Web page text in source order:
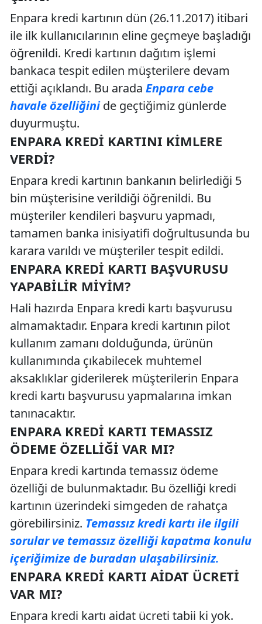
Enpara kredi kartının dün (26.11.2017) itibari
ile ilk kullanıcılarının eline geçmeye başladığı
öğrenildi. Kredi kartının dağıtım işlemi
bankaca tespit edilen müşterilere devam
ettiği açıklandı. Bu arada Enpara cebe
havale özelliğini de geçtiğimiz günlerde
duyurmuştu.
ENPARA KREDI KARTINI KIMLERE
VERDI?
Enpara kredi kartının bankanın belirlediği 5
bin müşterisine verildiği öğrenildi. Bu
müşteriler kendileri başvuru yapmadı,
tamamen banka inisiyatifi doğrultusunda bu
karara varıldı ve müşteriler tespit edildi.
ENPARA KREDI KARTI BAŞVURUSU
YAPABILIR MIYIM?
Hali hazırda Enpara kredi kartı başvurusu
almamaktadır. Enpara kredi kartının pilot
kullanım zamanı dolduğunda, ürünün
kullanımında çıkabilecek muhtemel
aksaklıklar giderilerek müşterilerin Enpara
kredi kartı başvurusu yapmalarına imkan
tanınacaktır.
ENPARA KREDI KARTI TEMASSIZ
ÖDEME ÖZELLIĞI VAR MI?
Enpara kredi kartında temassız ödeme
özelliği de bulunmaktadır. Bu özelliği kredi
kartının üzerindeki simgeden de rahatça
görebilirsiniz. Temassız kredi kartı ile ilgili
sorular ve temassız özelliği kapatma konulu
içeriğimize de buradan ulaşabilirsiniz.
ENPARA KREDI KARTI AIDAT ÜCRETI
VAR MI?
Enpara kredi kartı aidat ücreti tabii ki yok.